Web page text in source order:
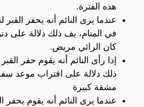
هذه الفترة.
عندما يرى النائم أنه يحفر
في المنام، يف ذلك دلالة على
كان الرائي مريض.
إذا رأى النائم أنه يقوم حفر
ذلك دلالة على اقتراب موعد
مشقة كبيرة
عندما يرى النائم أنه يقوم بحفر